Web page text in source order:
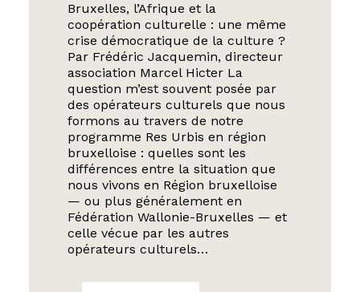
Bruxelles, l’Afrique et la
coopération culturelle : une même
crise démocratique de la culture ?
Par Frédéric Jacquemin, directeur
association Marcel Hicter La
question m’est souvent posée par
des opérateurs culturels que nous
formons au travers de notre
programme Res Urbis en région
bruxelloise : quelles sont les
différences entre la situation que
nous vivons en Région bruxelloise
— ou plus généralement en
Fédération Wallonie-Bruxelles — et
celle vécue par les autres
opérateurs culturels…